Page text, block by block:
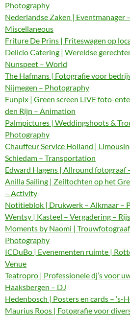
Photography
Nederlandse Zaken | Eventmanager
Miscellaneous
Friture De Prins | Friteswagen op
Delicio Catering | Wereldse
Nunspeet – World
The Hafmans | Fotografie voor
Nijmegen – Photography
Funpix | Green screen LIVE foto-
den Rijn – Animation
Palmpictures | Weddingshoots &
Photography
Chauffeur Service Holland |
Schiedam – Transportation
Edward Hagens | Allround fotograaf
Anilla Sailing | Zeiltochten op het
– Activity
Notitieblok | Drukwerk – Alkmaar –
Wentsy | Kasteel – Vergadering –
Moments by Naomi |
Photography
ICDuBo | Evenementen ruimte |
Venue
Teatropro | Professionele dj’s voor
Haaksbergen – DJ
Hedenbosch | Posters en cards – ‘s-
Maurius Roos | Fotografie voor